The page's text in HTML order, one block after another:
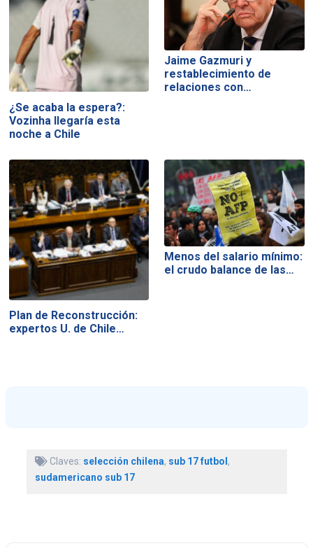
¿Se acaba la espera?:
Vozinha llegaría esta
noche a Chile
Jaime Gazmuri y
restablecimiento de
relaciones con…
Plan de Reconstrucción:
expertos U. de Chile…
Menos del salario mínimo:
el crudo balance de las…
Claves: selección chilena, sub 17 futbol,
sudamericano sub 17